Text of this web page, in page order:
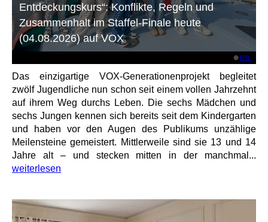
©RTL
Entdeckungskurs“: Konflikte, Regeln und
Zusammenhalt im Staffel-Finale heute
(04.08.2026) auf VOX
Das einzigartige VOX-Generationenprojekt begleitet
zwölf Jugendliche nun schon seit einem vollen Jahrzehnt
auf ihrem Weg durchs Leben. Die sechs Mädchen und
sechs Jungen kennen sich bereits seit dem Kindergarten
und haben vor den Augen des Publikums unzählige
Meilensteine gemeistert. Mittlerweile sind sie 13 und 14
Jahre alt – und stecken mitten in der manchmal...
weiterlesen